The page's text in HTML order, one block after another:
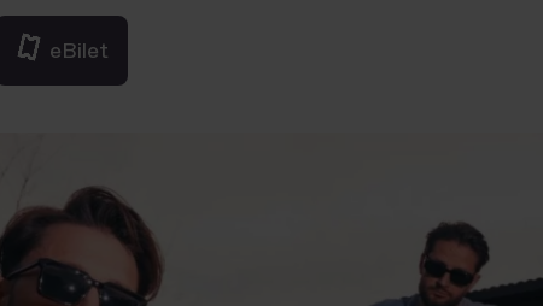
eBilet